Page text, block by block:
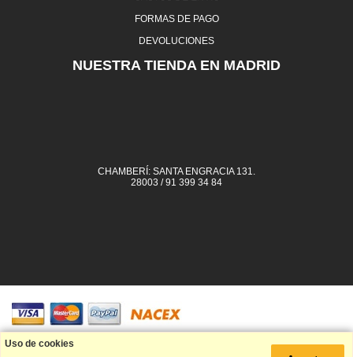
FORMAS DE PAGO
DEVOLUCIONES
NUESTRA TIENDA EN MADRID
CHAMBERÍ: SANTA ENGRACIA 131.
28003 / 91 399 34 84
91 399 34 84
Uso de cookies